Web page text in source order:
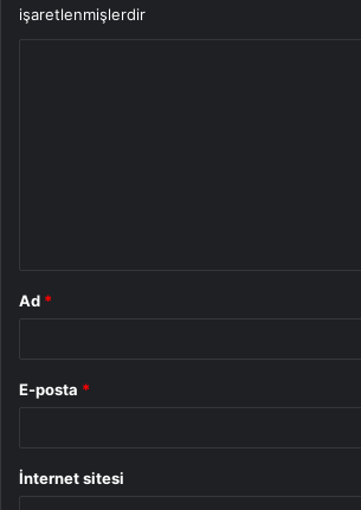
işaretlenmişlerdir
Ad *
E-posta *
İnternet sitesi